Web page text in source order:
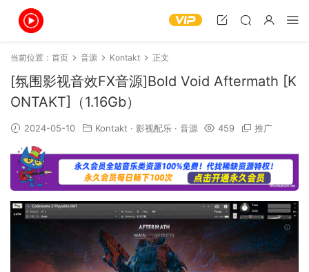
当前位置： 首页 音源 Kontakt 正文
[氛围影视音效FX音源]Bold Void Aftermath [K
ONTAKT]（1.16Gb）
2024-05-10 Kontakt · 影视配乐 · 音源 459 推广